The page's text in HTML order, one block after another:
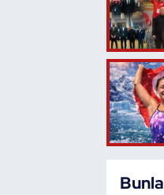
Özel Sporcular
Paralimpik